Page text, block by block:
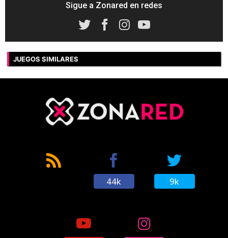
Sigue a Zonared en redes
JUEGOS SIMILARES
44k 9k